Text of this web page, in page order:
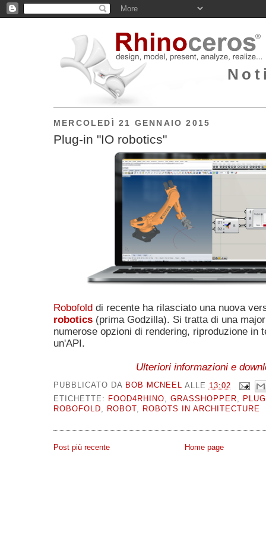
MERCOLEDÌ 21 GENNAIO 2015
Plug-in "IO robotics"
Robofold di recente ha rilasciato una nuova
robotics (prima Godzilla). Si tratta di una
numerose opzioni di rendering, riproduzione in
un'API.
Ulteriori informazioni e
PUBBLICATO DA BOB MCNEEL ALLE 13:02
ETICHETTE:
FOOD4RHINO, GRASSHOPPER,
ROBOFOLD, ROBOT , ROBOTS IN ARCHITECTURE
Post più recente Home page